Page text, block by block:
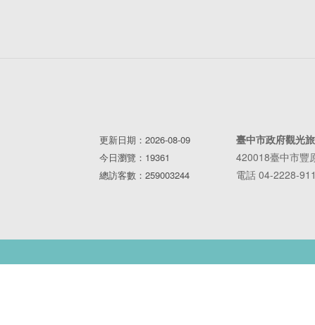
更新日期：2026-08-09
今日瀏覽：19361
總訪客數：259003244
臺中市政府觀光
420018臺中市豐
電話 04-2228-